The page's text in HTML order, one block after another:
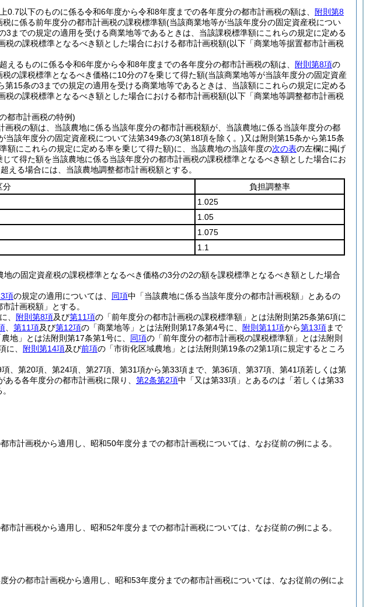
以下のものに係る令和6年度から令和8年度までの各年度分の都市計画税の額は、
附則第8
に係る前年度分の都市計画税の課税標準額(当該商業地等が当該年度分の固定資産税につい
3までの規定の適用を受ける商業地等であるときは、当該課税標準額にこれらの規定に定める
税の課税標準となるべき額とした場合における都市計画税額(以下「商業地等据置都市計画税
るものに係る令和6年度から令和8年度までの各年度分の都市計画税の額は、 附則第8項の
の課税標準となるべき価格に10分の7を乗じて得た額(当該商業地等が当該年度分の固定資産
第15条の3までの規定の適用を受ける商業地等であるときは、当該額にこれらの規定に定める
税の課税標準となるべき額とした場合における都市計画税額(以下「商業地等調整都市計画税
都市計画税の特例)
税の額は、当該農地に係る当該年度分の都市計画税額が、当該農地に係る当該年度分の都
当該年度分の固定資産税について法第349条の3(第18項を除く。)又は附則第15条から第15条
額にこれらの規定に定める率を乗じて得た額)に、当該農地の当該年度の次の表の左欄に掲げ
て得た額を当該農地に係る当該年度分の都市計画税の課税標準となるべき額とした場合にお
える場合には、当該農地調整都市計画税額とする。
分
負担調整率
1.025
1.05
1.075
1.1
の固定資産税の課税標準となるべき価格の3分の2の額を課税標準となるべき額とした場合
項の規定の適用については、 同項中「当該農地に係る当該年度分の都市計画税額」とあるの
計画税額」とする。
、 附則第8項及び第11項の「前年度分の都市計画税の課税標準額」とは法附則第25条第6項に
第11項及び第12項の「商業地等」とは法附則第17条第4号に、 附則第11項から第13項まで
地」とは法附則第17条第1号に、 同項の「前年度分の都市計画税の課税標準額」とは法附則
に、
附則第14項及び前項の「市街化区域農地」とは法附則第19条の2第1項に規定するところ
、第20項、第24項、第27項、第31項から第33項まで、第36項、第37項、第41項若しくは第
る各年度分の都市計画税に限り、 第2条第2項中「又は第33項」とあるのは「若しくは第33
市計画税から適用し、昭和50年度分までの都市計画税については、なお従前の例による。
市計画税から適用し、昭和52年度分までの都市計画税については、なお従前の例による。
分の都市計画税から適用し、昭和53年度分までの都市計画税については、なお従前の例によ